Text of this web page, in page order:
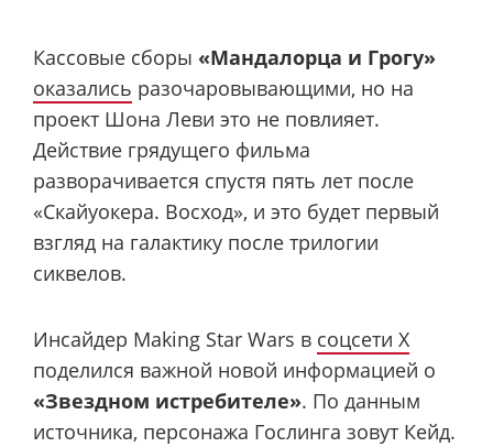
Кассовые сборы «Мандалорца и Грогу»
оказались разочаровывающими, но на
проект Шона Леви это не повлияет.
Действие грядущего фильма
разворачивается спустя пять лет после
«Скайуокера. Восход», и это будет первый
взгляд на галактику после трилогии
сиквелов.
Инсайдер Making Star Wars в соцсети X
поделился важной новой информацией о
«Звездном истребителе». По данным
источника, персонажа Гослинга зовут Кейд.